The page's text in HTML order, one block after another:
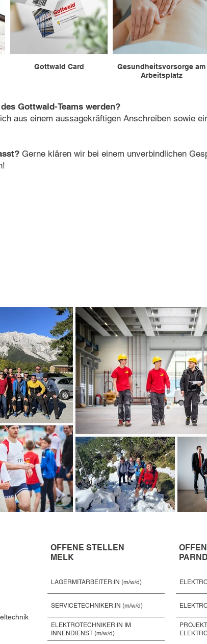
Gottwald Card
Gesundheitsvorsorge am
Arbeitsplatz
Gottwald-Teams werden?
aus einem aussagekräftigen Anschreiben sowie
Gerne klären wir bei einem unverbindlichen
OFFENE STELLEN
MELK
LAGERMITARBEITER:IN (m/w/d)
SERVICETECHNIKER:IN (m/w/d)
ELEKTROTECHNIKER:IN IM
INNENDIENST (m/w/d)